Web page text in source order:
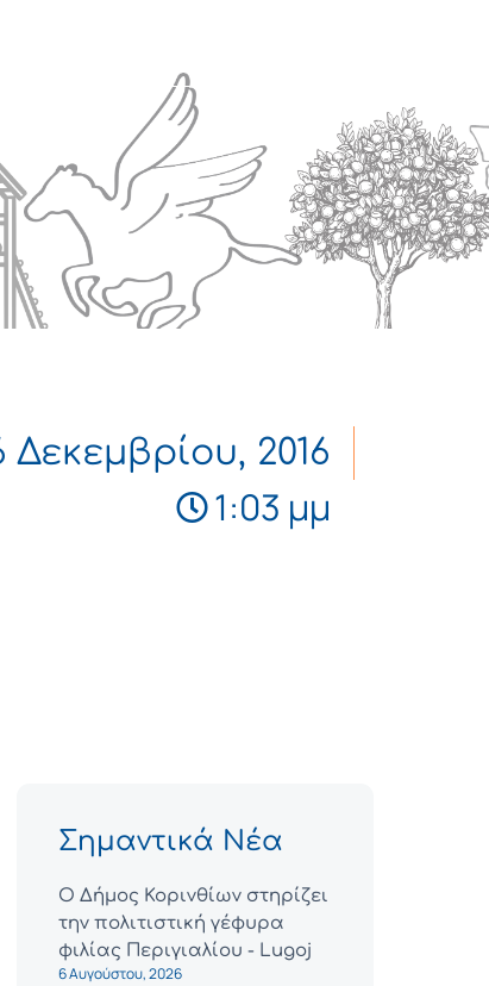
Δεκεμβρίου, 2016
1:03 μμ
Σημαντικά Νέα
Ο Δήμος Κορινθίων στηρίζει
την πολιτιστική γέφυρα
φιλίας Περιγιαλίου - Lugoj
6 Αυγούστου, 2026